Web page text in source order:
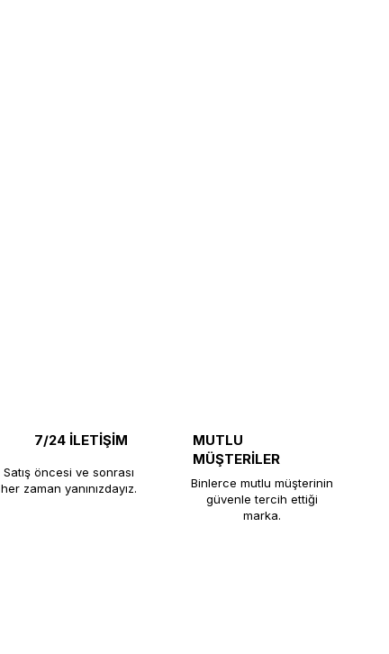
7/24 İLETİŞİM
Satış öncesi ve sonrası
her zaman yanınızdayız.
MUTLU
MÜŞTERİLER
Binlerce mutlu müşterinin
güvenle tercih ettiği
marka.